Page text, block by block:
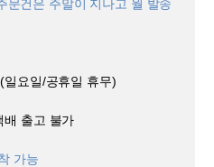
건은 주말이 지나고 월 발송
(일요일/공휴일 휴무)
출고 불가
가능